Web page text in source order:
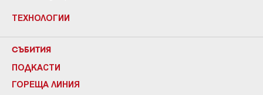
ТЕХНОЛОГИИ
СЪБИТИЯ
ПОДКАСТИ
ГОРЕЩА ЛИНИЯ